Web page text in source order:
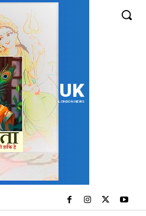
UK
LONDON NEWS